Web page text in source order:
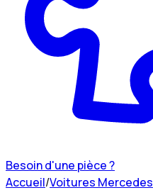
Besoin d'une pièce ?
Accueil/Voitures Mercedes